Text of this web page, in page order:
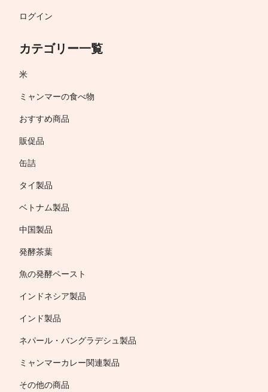
ログイン
カテゴリー一覧
米
ミャンマーの食べ物
おすすめ商品
販促品
缶詰
タイ製品
ベトナム製品
中国製品
発酵茶葉
魚の発酵ペースト
インドネシア製品
インド製品
ネパール・バングラデシュ製品
ミャンマーカレー関連製品
その他の商品